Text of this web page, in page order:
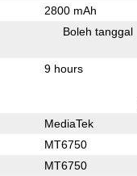
2800 mAh
Boleh tanggal
9 hours
MediaTek
MT6750
MT6750